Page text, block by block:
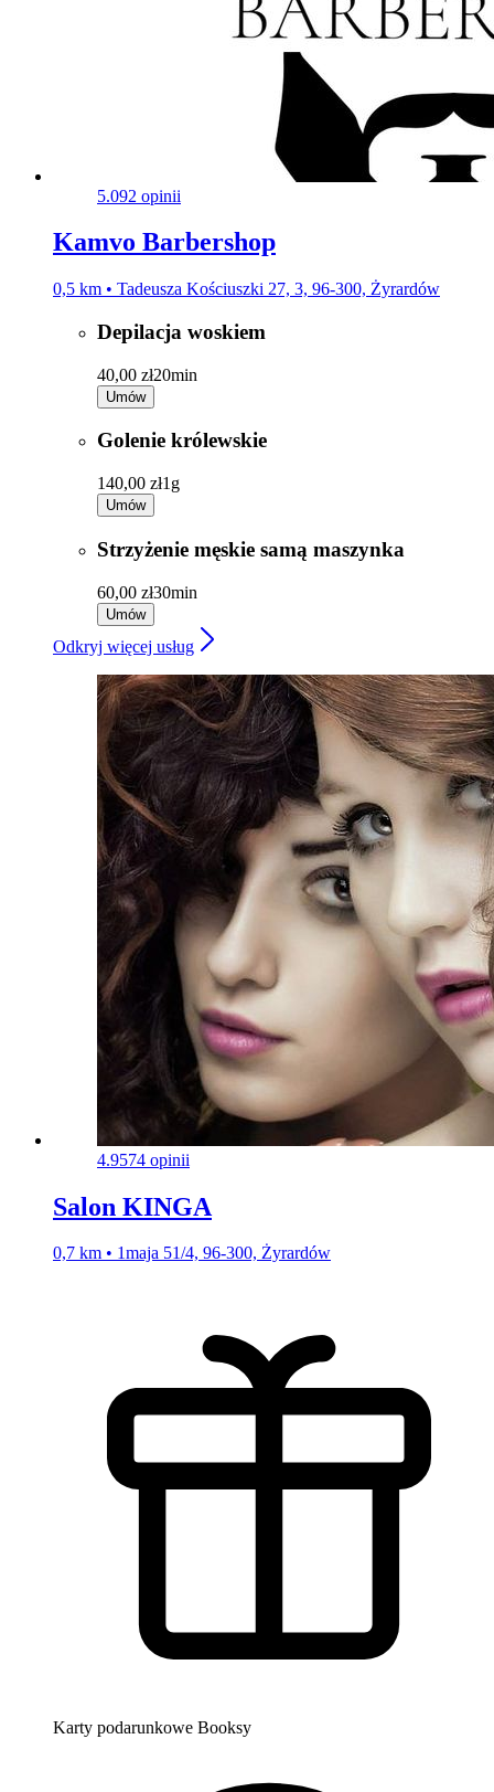
5.092 opinii
Kamvo Barbershop
0,5 km • Tadeusza Kościuszki 27, 3, 96-300, Żyrardów
Depilacja woskiem
40,00 zł20min
Umów
Golenie królewskie
140,00 zł1g
Umów
Strzyżenie męskie samą maszynka
60,00 zł30min
Umów
Odkryj więcej usług
4.9574 opinii
Salon KINGA
0,7 km • 1maja 51/4, 96-300, Żyrardów
Karty podarunkowe Booksy